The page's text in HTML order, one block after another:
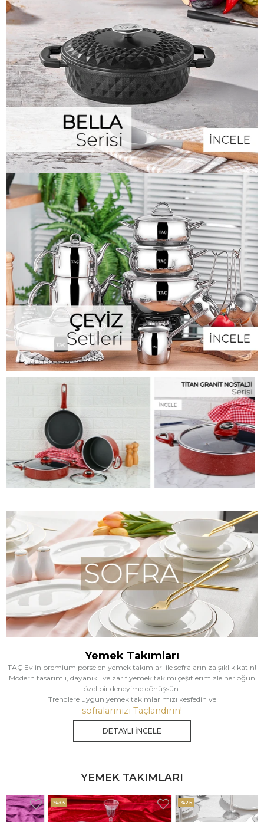
Yemek Takımları
TAÇ Ev'in premium porselen yemek takımları ile sofralarınıza şıklık katın!
Modern tasarımlı, dayanıklı ve zarif yemek takımı çeşitlerimizle her öğün
özel bir deneyime dönüşsün.
Trendlere uygun yemek takımlarımızı keşfedin ve
sofralarınızı Taçlandırın!
DETAYLI İNCELE
YEMEK TAKIMLARI
%33 %25